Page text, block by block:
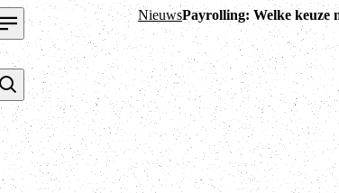
NieuwsPayrolling: Welke keuze